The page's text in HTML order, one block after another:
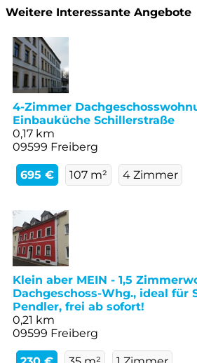
Weitere Interessante Angebote
4-Zimmer
Einbauküche Schillerstraße
0,17 km
09599 Freiberg
695 € 107 m² 4 Zimmer
Klein aber MEIN - 1,5
Dachgeschoss-Whg., ideal für
Pendler, frei ab sofort!
0,21 km
09599 Freiberg